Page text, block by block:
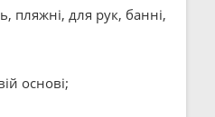
пляжні, для рук, банні,
основі;